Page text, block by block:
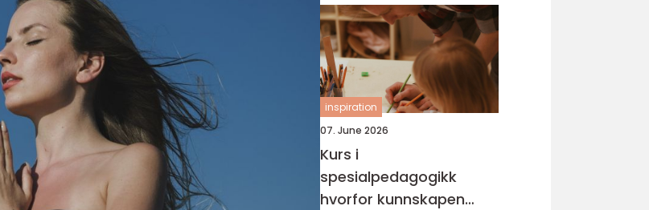
inspiration
07. June 2026
Kurs i
spesialpedagogikk
hvorfor kunnskapen